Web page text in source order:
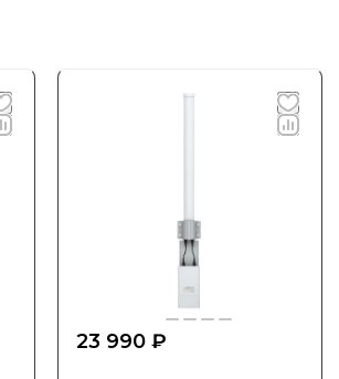
23 990 ₽